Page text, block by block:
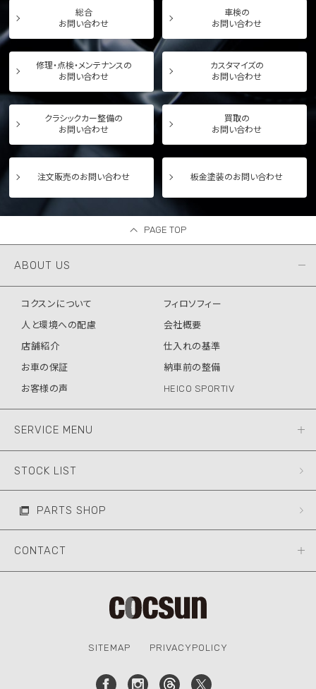
総合
お問い合わせ
車検の
お問い合わせ
修理・点検・メンテナンスの
お問い合わせ
カスタマイズの
お問い合わせ
クラシックカー整備の
お問い合わせ
買取の
お問い合わせ
注文販売のお問い合わせ 板金塗装のお問い合わせ
PAGE TOP
ABOUT US
コクスンについて
フィロソフィー
人と環境への配慮
会社概要
店舗紹介
仕入れの基準
お車の保証
納車前の整備
お客様の声
HEICO SPORTIV
SERVICE MENU
STOCK LIST
PARTS SHOP
CONTACT
SITEMAP PRIVACYPOLICY